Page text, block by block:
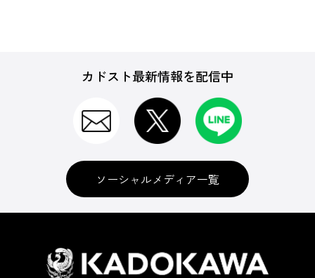
カドスト最新情報を配信中
ソーシャルメディア一覧